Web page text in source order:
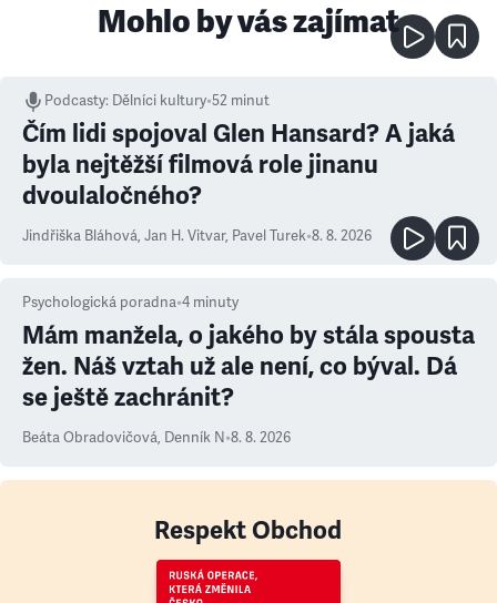
Mohlo by vás zajímat
Podcasty: Dělníci kultury•52 minut
Čím lidi spojoval Glen Hansard? A jaká
byla nejtěžší filmová role jinanu
dvoulaločného?
Jindřiška Bláhová, Jan H. Vitvar, Pavel Turek•8. 8. 2026
Psychologická poradna•4 minuty
Mám manžela, o jakého by stála spousta
žen. Náš vztah už ale není, co býval. Dá
se ještě zachránit?
Beáta Obradovičová, Denník N•8. 8. 2026
Respekt Obchod